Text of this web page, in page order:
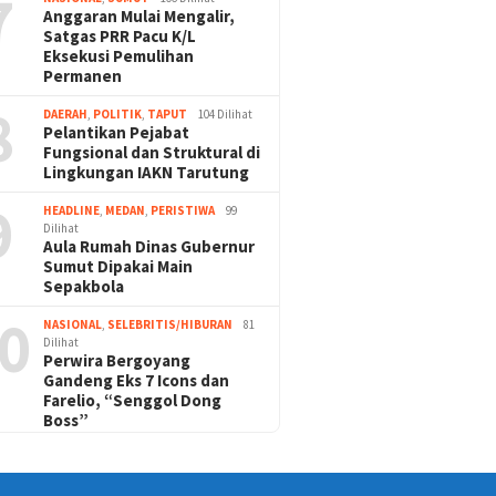
Anggaran Mulai Mengalir,
Satgas PRR Pacu K/L
Eksekusi Pemulihan
Permanen
DAERAH, POLITIK, TAPUT 104 Dilihat
Pelantikan Pejabat
Fungsional dan Struktural di
Lingkungan IAKN Tarutung
HEADLINE, MEDAN, PERISTIWA
99
Dilihat
Aula Rumah Dinas Gubernur
Sumut Dipakai Main
Sepakbola
NASIONAL, SELEBRITIS/HIBURAN
81
Dilihat
Perwira Bergoyang
Gandeng Eks 7 Icons dan
Farelio, “Senggol Dong
Boss”